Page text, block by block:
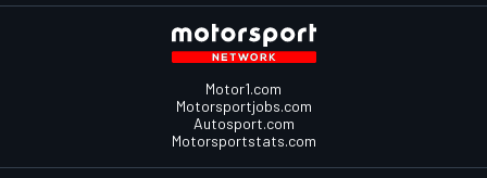
Motor1.com
Motorsportjobs.com
Autosport.com
Motorsportstats.com